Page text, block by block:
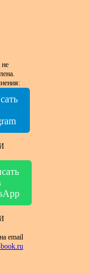
email